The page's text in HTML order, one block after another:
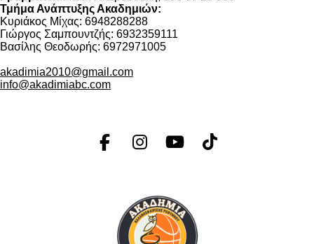
Τμήμα Ανάπτυξης Ακαδημιών:
Κυριάκος Μίχας: 6948288288
Γιώργος Σαμπουντζής: 6932359111
Βασίλης Θεοδωρής: 6972971005
akadimia2010@gmail.com
info@akadimiabc.com
F
I
t
a
g
Y
T
u
b
T